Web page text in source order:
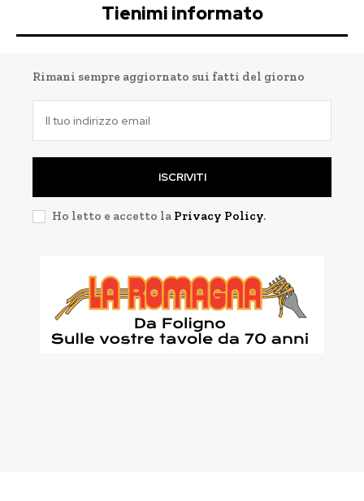
Tienimi informato
Rimani sempre aggiornato sui fatti del giorno
ISCRIVITI
Ho letto e accetto la Privacy Policy.